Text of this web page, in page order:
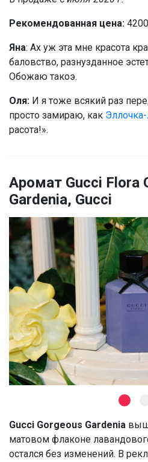
Рекомендованная цена:
Яна: Ах уж эта мне красота
баловство, разнузданное
Обожаю такоэ.
Оля: И я тоже всякий раз
просто замираю, как
расота!».
Аромат Gucci Flora
Gardenia, Gucci
Gucci Gorgeous Gardenia
матовом флаконе
остался без изменений. В